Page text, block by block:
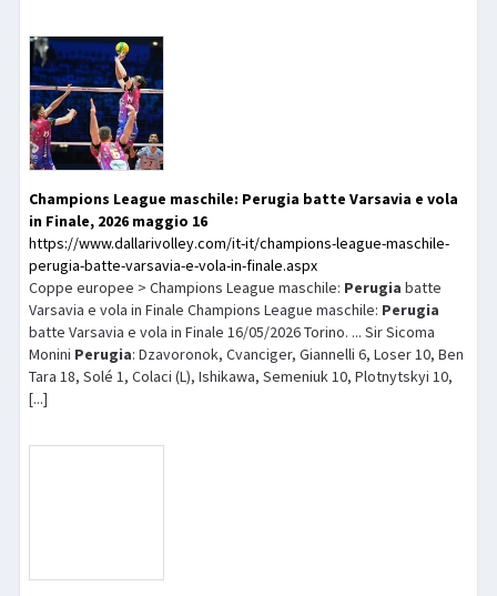
Champions League maschile: Perugia batte Varsavia e vola
in Finale, 2026 maggio 16
https://www.dallarivolley.com/it-it/champions-league-maschile-
perugia-batte-varsavia-e-vola-in-finale.aspx
Coppe europee > Champions League maschile: Perugia batte
Varsavia e vola in Finale Champions League maschile: Perugia
batte Varsavia e vola in Finale 16/05/2026 Torino. ... Sir Sicoma
Monini Perugia: Dzavoronok, Cvanciger, Giannelli 6, Loser 10, Ben
Tara 18, Solé 1, Colaci (L), Ishikawa, Semeniuk 10, Plotnytskyi 10,
[...]